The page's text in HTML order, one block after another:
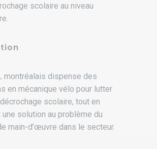
scolaire au niveau
montréalais dispense des
en mécanique vélo pour lutter
scolaire, tout en
une solution au problème du
main-d’œuvre dans le secteur.